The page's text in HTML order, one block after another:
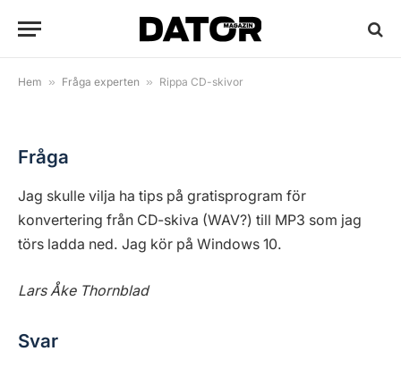
Hem » Fråga experten » Rippa CD-skivor
Anders Reuterswärd
5 september, 2016
Fråga
Jag skulle vilja ha tips på gratisprogram för
konvertering från CD-skiva (WAV?) till MP3 som jag
törs ladda ned. Jag kör på Windows 10.
Lars Åke Thornblad
Svar